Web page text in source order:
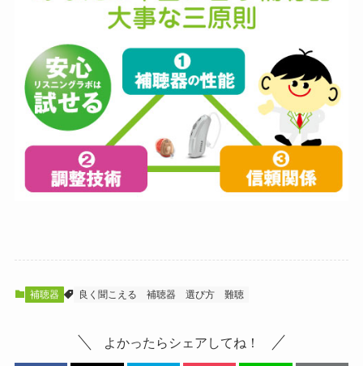
補聴器 良く聞こえる 補聴器 選び方 難聴
よかったらシェアしてね！